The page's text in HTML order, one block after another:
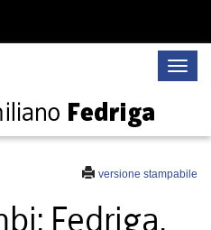
Toggle
versione stampabile
Fedriga,